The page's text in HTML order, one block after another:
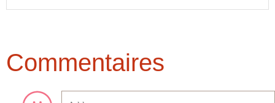
Commentaires